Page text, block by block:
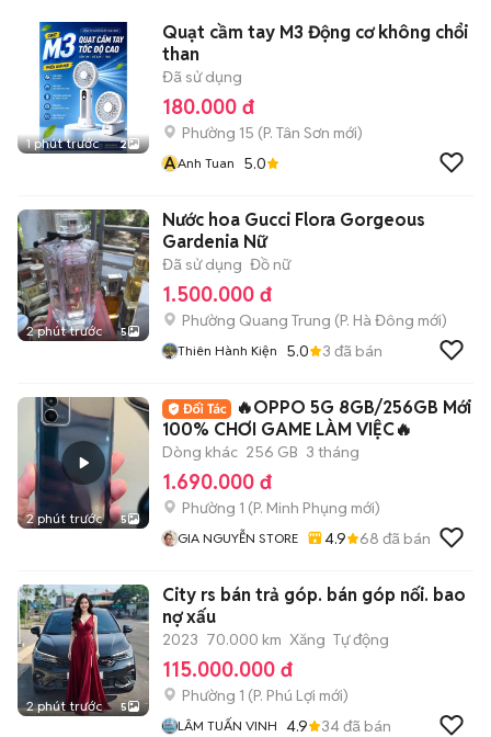
1 phút trước 2
Quạt cầm tay M3 Động cơ không chổi
than
Đã sử dụng
180.000 đ
Phường 15 (P. Tân Sơn mới)
AAnh Tuan 5.0
2 phút trước 5
Nước hoa Gucci Flora Gorgeous
Gardenia Nữ
Đã sử dụng Đồ nữ
1.500.000 đ
Phường Quang Trung (P. Hà Đông mới)
Thiên Hành Kiện 5.0 3 đã bán
2 phút trước 5
🔥OPPO 5G 8GB/256GB Mới
100% CHƠI GAME LÀM VIỆC🔥
Dòng khác 256 GB 3 tháng
1.690.000 đ
Phường 1 (P. Minh Phụng mới)
GIA NGUYỄN STORE 4.9 68 đã bán
2 phút trước 5
City rs bán trả góp. bán góp nối. bao
nợ xấu
2023 70.000 km Xăng Tự động
115.000.000 đ
Phường 1 (P. Phú Lợi mới)
LÂM TUẤN VINH 4.9 34đã bán